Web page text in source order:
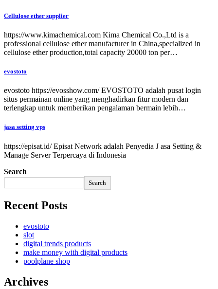
Cellulose ether supplier
https://www.kimachemical.com Kima Chemical Co.,Ltd is a
professional cellulose ether manufacturer in China,specialized in
cellulose ether production,total capacity 20000 ton per…
evostoto
evostoto https://evosshow.com/ EVOSTOTO adalah pusat login
situs permainan online yang menghadirkan fitur modern dan
terlengkap untuk memberikan pengalaman bermain lebih…
jasa setting vps
https://episat.id/ Episat Network adalah Penyedia J asa Setting &
Manage Server Terpercaya di Indonesia
Search
Search
Recent Posts
evostoto
slot
digital trends products
make money with digital products
poolplane shop
Archives